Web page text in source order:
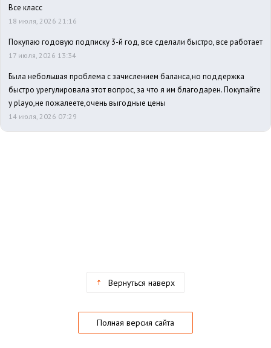
Все класс
18 июля, 2026 21:16
Покупаю годовую подписку 3-й год, все сделали быстро, все работает
17 июля, 2026 13:34
Была небольшая проблема с зачислением баланса,но поддержка
быстро урегулировала этот вопрос, за что я им благодарен. Покупайте
у playo,не пожалеете,очень выгодные цены
14 июля, 2026 07:29
Вернуться наверх
Полная версия сайта